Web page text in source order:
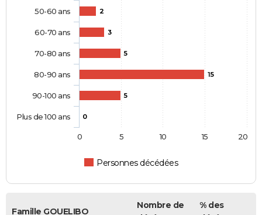
2
3
5
15
5
0
Personnes décédées
50-60 ans
60-70 ans
70-80 ans
80-90 ans
90-100 ans
Plus de 100 ans
0 5 10 15 20
Famille GOUELIBO
Nombre de
% des